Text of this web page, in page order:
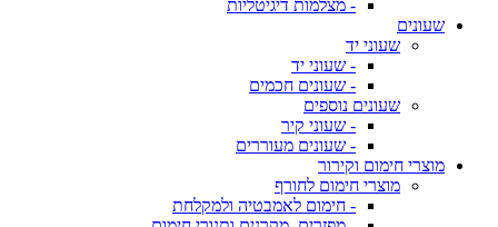
- מצלמות דיגיטליות
שעונים
שעוני יד
- שעוני יד
- שעונים חכמים
שעונים נוספים
- שעוני קיר
- שעונים מעוררים
מוצרי חימום וקירור
מוצרי חימום לחורף
- חימום לאמבטיה ולמקלחת